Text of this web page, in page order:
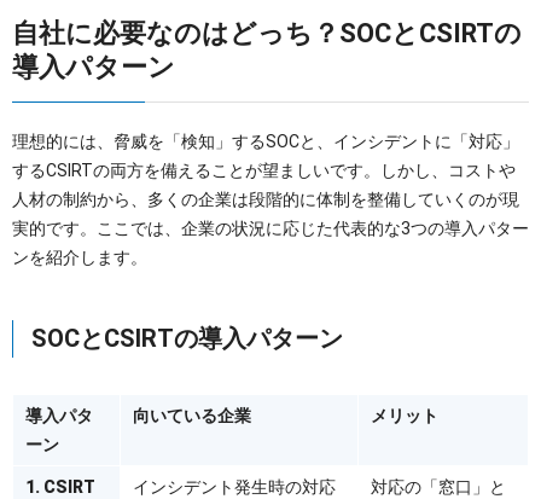
自社に必要なのはどっち？SOCとCSIRTの
導入パターン
理想的には、脅威を「検知」するSOCと、インシデントに「対応」
するCSIRTの両方を備えることが望ましいです。しかし、コストや
人材の制約から、多くの企業は段階的に体制を整備していくのが現
実的です。ここでは、企業の状況に応じた代表的な3つの導入パター
ンを紹介します。
SOCとCSIRTの導入パターン
導入パタ
ーン
向いている企業 メリット
1. CSIRT
インシデント発生時の対応
対応の「窓口」と